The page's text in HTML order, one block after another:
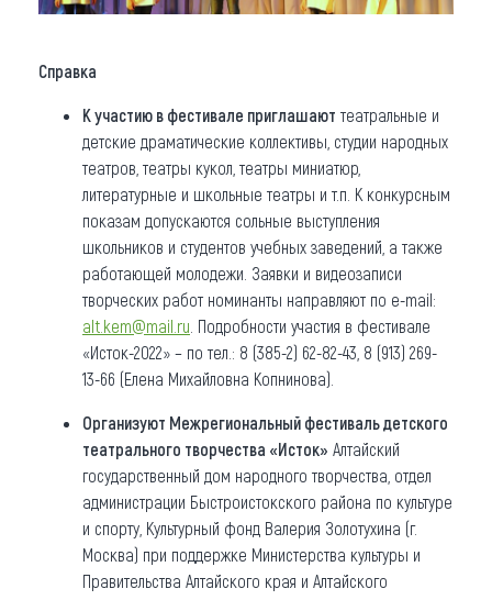
Справка
К участию в фестивале приглашают театральные и
детские драматические коллективы, студии народных
театров, театры кукол, театры миниатюр,
литературные и школьные театры и т.п. К конкурсным
показам допускаются сольные выступления
школьников и студентов учебных заведений, а также
работающей молодежи. Заявки и видеозаписи
творческих работ номинанты направляют по e-mail:
alt.kem@mail.ru . Подробности участия в фестивале
«Исток-2022» – по тел.: 8 (385-2) 62-82-43, 8 (913) 269-
13-66 (Елена Михайловна Копнинова).
Организуют Межрегиональный фестиваль детского
театрального творчества «Исток» Алтайский
государственный дом народного творчества, отдел
администрации Быстроистокского района по культуре
и спорту, Культурный фонд Валерия Золотухина (г.
Москва) при поддержке Министерства культуры и
Правительства Алтайского края и Алтайского